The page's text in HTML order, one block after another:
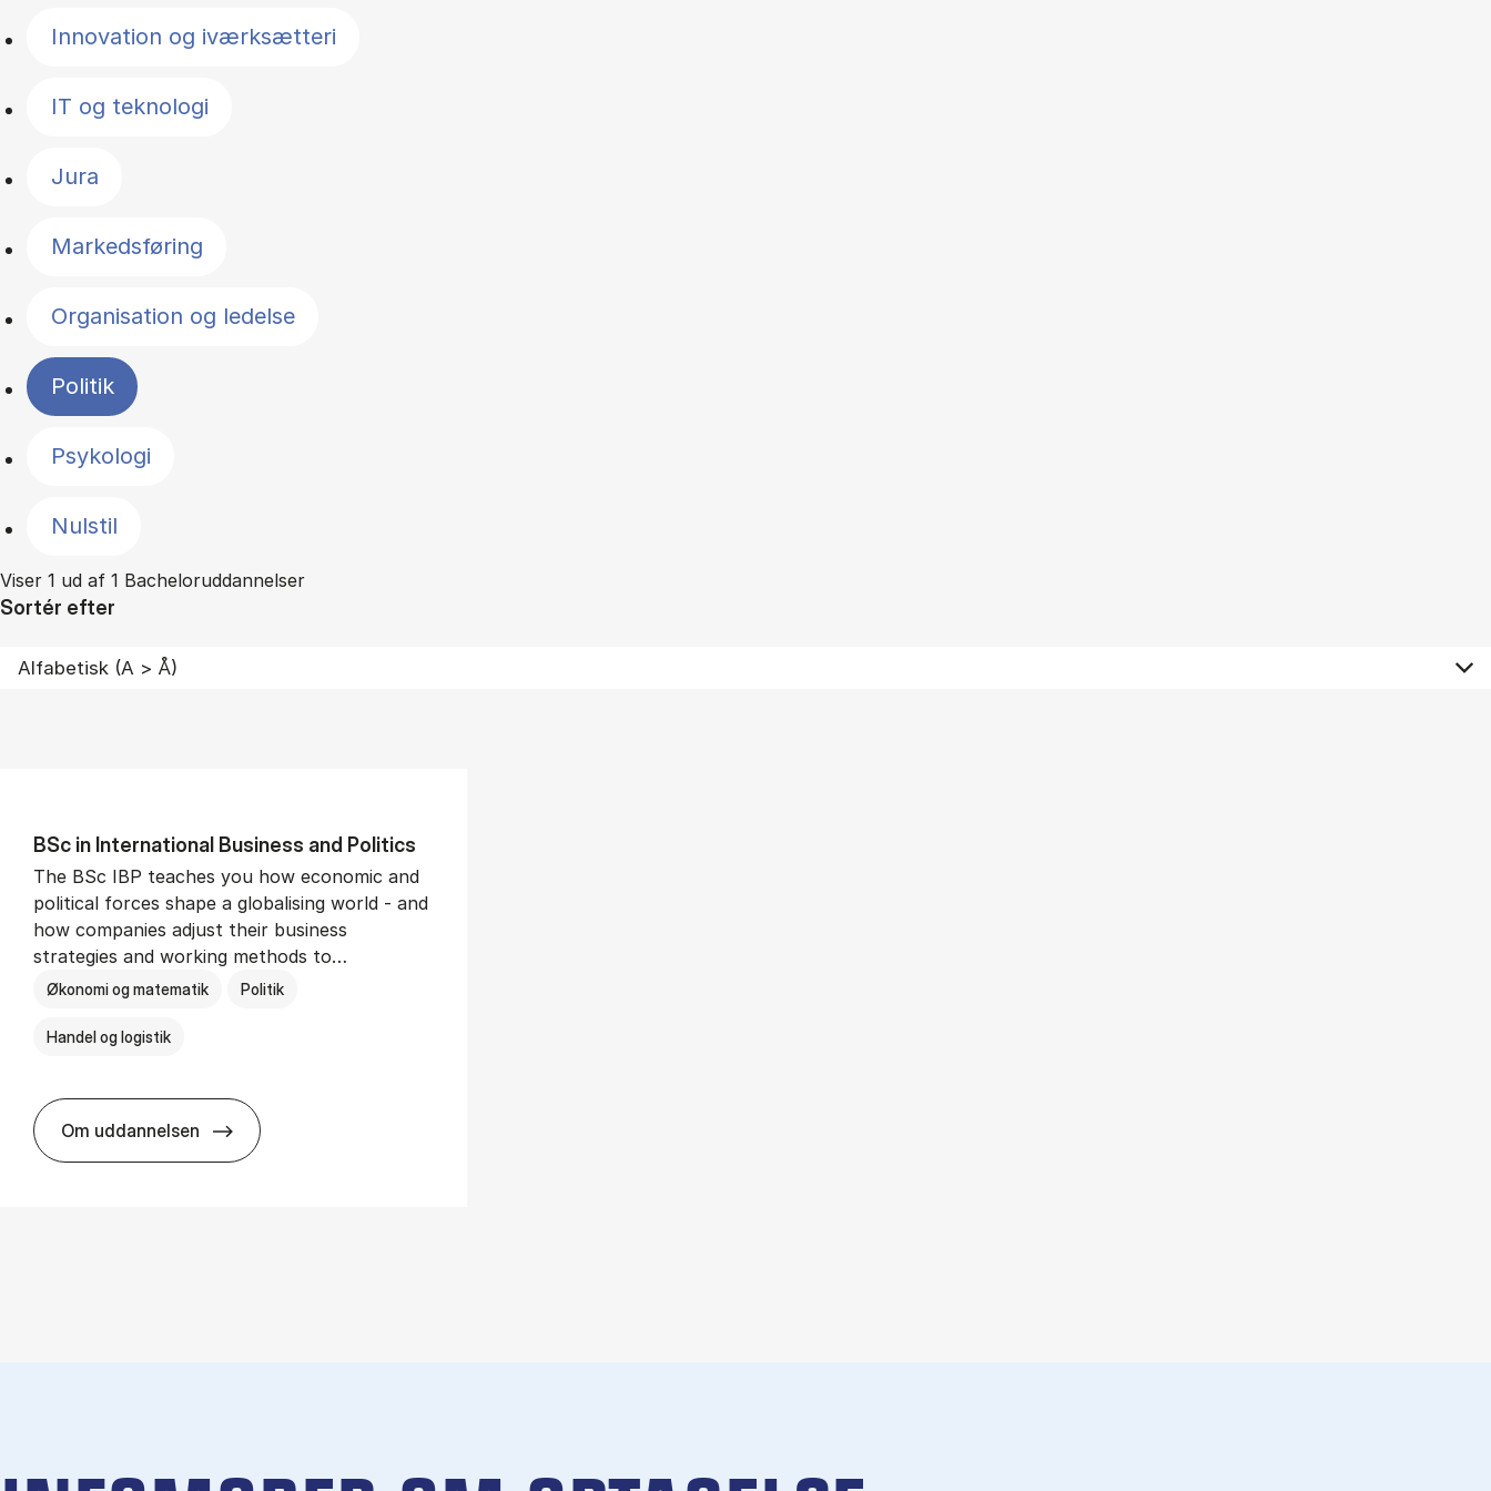
Innovation og iværksætteri
IT og teknologi
Jura
Markedsføring
Organisation og ledelse
Politik
Psykologi
Nulstil
Viser 1 ud af 1 Bacheloruddannelser
Sortér efter
BSc in In­ter­na­tion­al Busi­ness and Polit­ics
The BSc IBP teaches you how economic and
political forces shape a globalising world - and
how companies adjust their business
strategies and working methods to…
Økonomi og matematik Politik
Handel og logistik
Om uddannelsen
BSc in In­ter­na­tion­al Busi­ness and Polit­ics